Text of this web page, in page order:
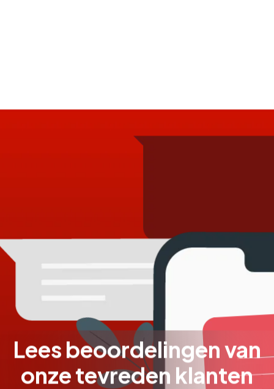
Lees beoordelingen van
onze tevreden klanten